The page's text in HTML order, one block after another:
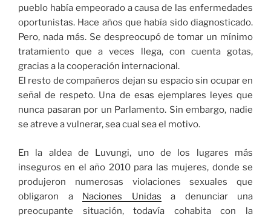
pueblo había empeorado a causa de las enfermedades
oportunistas. Hace años que había sido diagnosticado.
Pero, nada más. Se despreocupó de tomar un mínimo
tratamiento que a veces llega, con cuenta gotas,
gracias a la cooperación internacional.
El resto de compañeros dejan su espacio sin ocupar en
señal de respeto. Una de esas ejemplares leyes que
nunca pasaran por un Parlamento. Sin embargo, nadie
se atreve a vulnerar, sea cual sea el motivo.
En la aldea de Luvungi, uno de los lugares más
inseguros en el año 2010 para las mujeres, donde se
produjeron numerosas violaciones sexuales que
obligaron a Naciones Unidas a denunciar una
preocupante situación, todavía cohabita con la